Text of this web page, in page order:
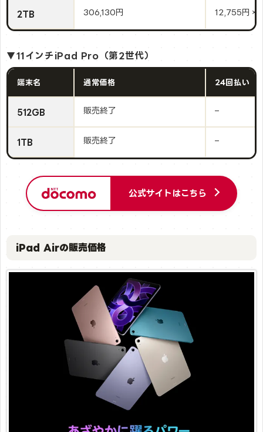
2TB 306,130円 12,755円
▼11インチiPad Pro（第2世代）
端末名 通常価格 24回払い
512GB 販売終了 –
1TB 販売終了 –
公式サイトはこちら
iPad Airの販売価格